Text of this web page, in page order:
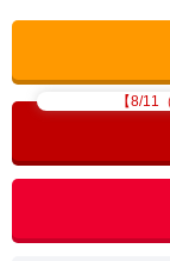
【8/11